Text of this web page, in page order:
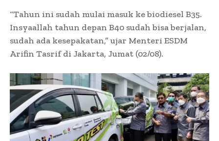
“Tahun ini sudah mulai masuk ke biodiesel B35.
Insyaallah tahun depan B40 sudah bisa berjalan,
sudah ada kesepakatan,” ujar Menteri ESDM
Arifin Tasrif di Jakarta, Jumat (02/08).